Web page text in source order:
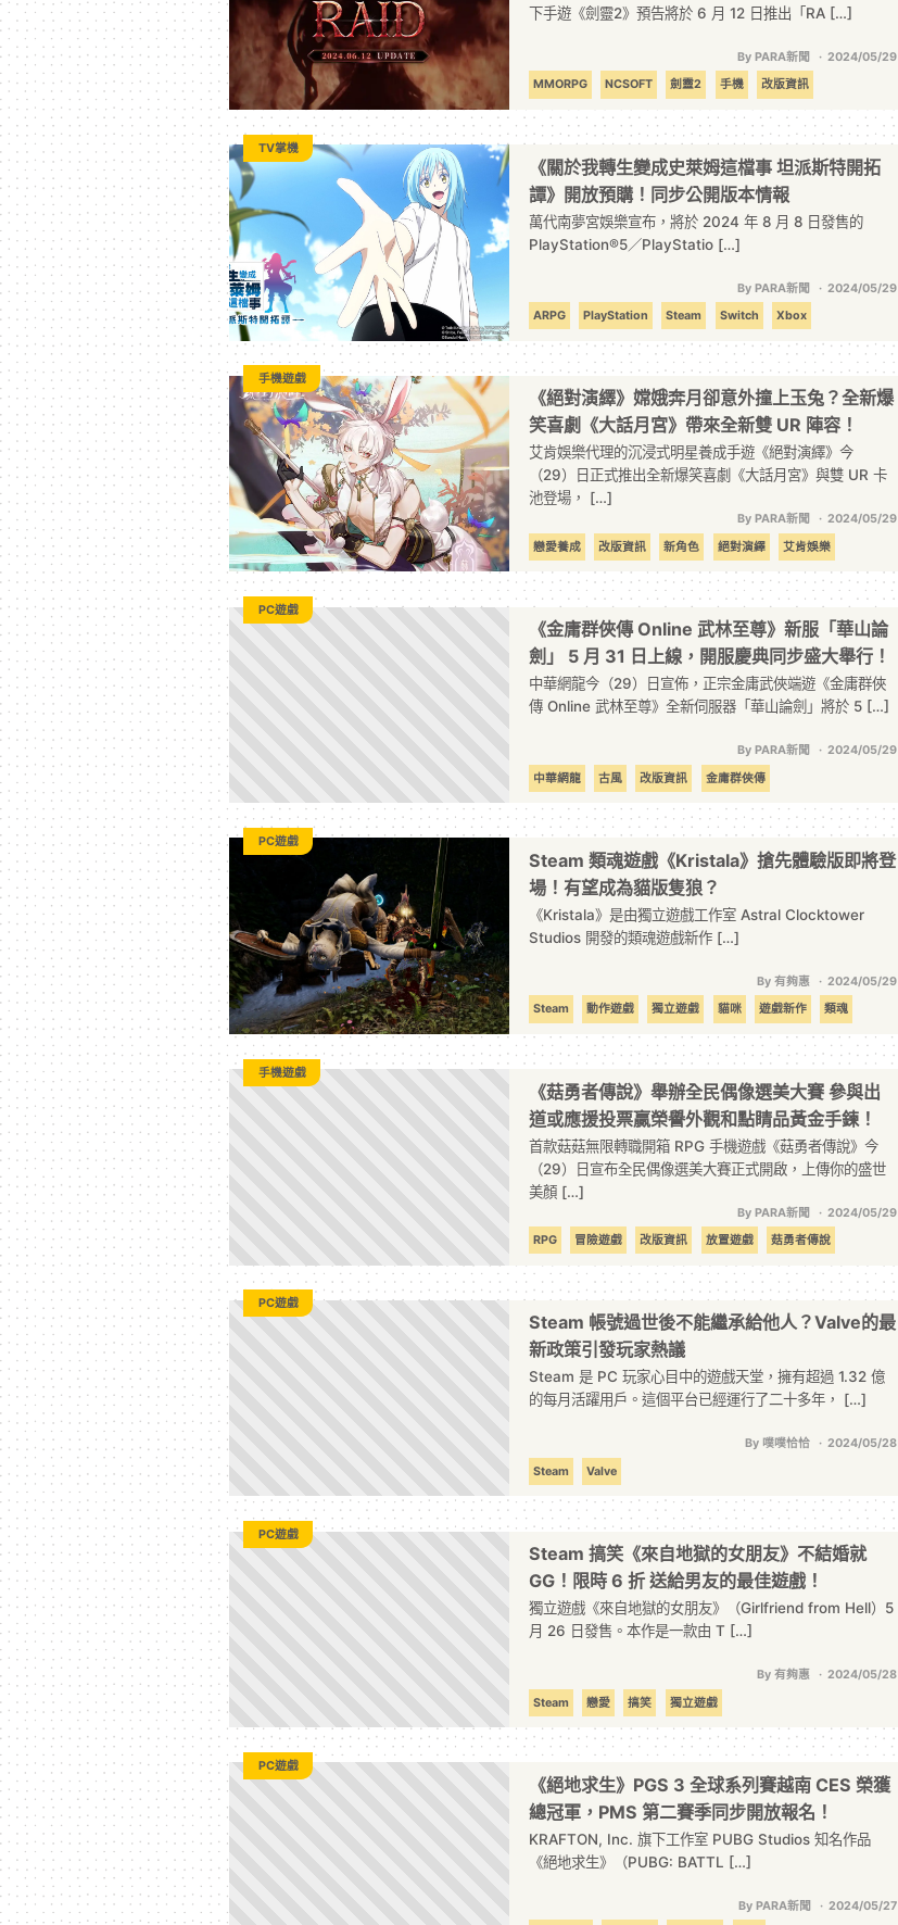
3C
科
技
全
方
位
資
訊
平
台
下手遊《劍靈2》預告將於 6 月 12 日推出「RA […]
By PARA新聞
2024/05/29
MMORPG
NCSOFT 劍靈2 手機 改版資訊
TV掌機
《關於我轉生變成史萊姆這檔事 坦派斯特開拓
譚》開放預購！同步公開版本情報
萬代南夢宮娛樂宣布，將於 2024 年 8 月 8 日發售的
PlayStation®5／PlayStatio […]
By PARA新聞
2024/05/29
ARPG
PlayStation Steam Switch Xbox
關於我轉生變成史萊姆這檔事
手機遊戲
《絕對演繹》嫦娥奔月卻意外撞上玉兔？全新爆
笑喜劇《大話月宮》帶來全新雙 UR 陣容！
艾肯娛樂代理的沉浸式明星養成手遊《絕對演繹》今
（29）日正式推出全新爆笑喜劇《大話月宮》與雙 UR 卡
池登場， […]
By PARA新聞
2024/05/29
戀愛養成
改版資訊 新角色 絕對演繹 艾肯娛樂
PC遊戲
《金庸群俠傳 Online 武林至尊》新服「華山論
劍」 5 月 31 日上線，開服慶典同步盛大舉行！
中華網龍今（29）日宣佈，正宗金庸武俠端遊《金庸群俠
傳 Online 武林至尊》全新伺服器「華山論劍」將於 5 […]
By PARA新聞
2024/05/29
中華網龍
古風 改版資訊 金庸群俠傳
PC遊戲
Steam 類魂遊戲《Kristala》搶先體驗版即將登
場！有望成為貓版隻狼？
《Kristala》是由獨立遊戲工作室 Astral Clocktower
Studios 開發的類魂遊戲新作 […]
By 有夠惠
2024/05/29
Steam
動作遊戲 獨立遊戲 貓咪 遊戲新作 類魂
手機遊戲
《菇勇者傳說》舉辦全民偶像選美大賽 參與出
道或應援投票贏榮譽外觀和點睛品黃金手鍊！
首款菇菇無限轉職開箱 RPG 手機遊戲《菇勇者傳說》今
（29）日宣布全民偶像選美大賽正式開啟，上傳你的盛世
美顏 […]
By PARA新聞
2024/05/29
RPG
冒險遊戲 改版資訊 放置遊戲 菇勇者傳說
PC遊戲
Steam 帳號過世後不能繼承給他人？Valve的最
新政策引發玩家熱議
Steam 是 PC 玩家心目中的遊戲天堂，擁有超過 1.32 億
的每月活躍用戶。這個平台已經運行了二十多年， […]
By 噗噗恰恰
2024/05/28
Steam
Valve
PC遊戲
Steam 搞笑《來自地獄的女朋友》不結婚就
GG！限時 6 折 送給男友的最佳遊戲！
獨立遊戲《來自地獄的女朋友》（Girlfriend from Hell）5
月 26 日發售。本作是一款由 T […]
By 有夠惠
2024/05/28
Steam
戀愛 搞笑 獨立遊戲
PC遊戲
《絕地求生》PGS 3 全球系列賽越南 CES 榮獲
總冠軍，PMS 第二賽季同步開放報名！
KRAFTON, Inc. 旗下工作室 PUBG Studios 知名作品
《絕地求生》（PUBG: BATTL […]
By PARA新聞 2024/05/27